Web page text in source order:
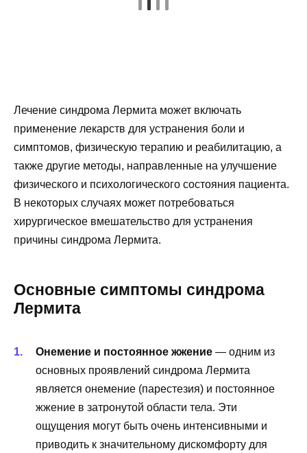
Лечение синдрома Лермита может включать
применение лекарств для устранения боли и
симптомов, физическую терапию и реабилитацию, а
также другие методы, направленные на улучшение
физического и психологического состояния пациента.
В некоторых случаях может потребоваться
хирургическое вмешательство для устранения
причины синдрома Лермита.
Основные симптомы синдрома
Лермита
Онемение и постоянное жжение — одним из
основных проявлений синдрома Лермита
является онемение (парестезия) и постоянное
жжение в затронутой области тела. Эти
ощущения могут быть очень интенсивными и
приводить к значительному дискомфорту для